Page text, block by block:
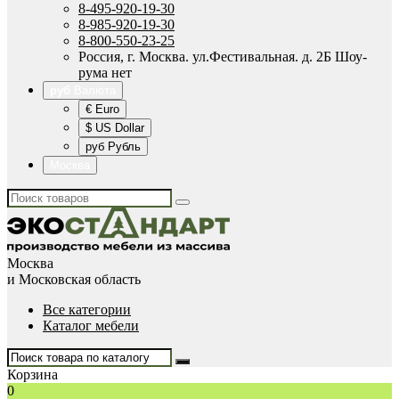
8-495-920-19-30
8-985-920-19-30
8-800-550-23-25
Россия, г. Москва. ул.Фестивальная. д. 2Б Шоу-
рума нет
€ Euro
$ US Dollar
руб Рубль
Москва
и Московская область
Все категории
Каталог мебели
Корзина
0